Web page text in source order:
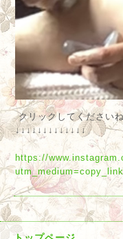
クリックしてください
↓↓↓↓↓↓↓↓↓↓↓↓↓
https://
utm_medium=copy_link